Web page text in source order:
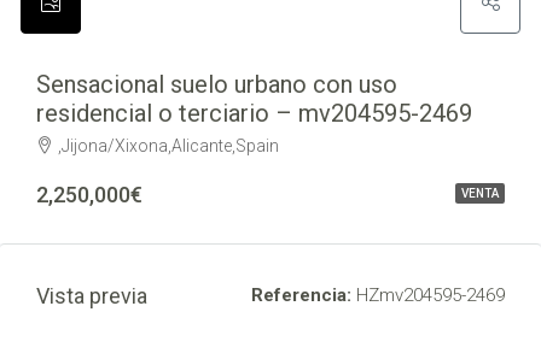
VENTA
Sensacional suelo urbano con uso
residencial o terciario – mv204595-2469
,Jijona/Xixona,Alicante,Spain
2,250,000€
Vista previa Referencia: HZmv204595-2469